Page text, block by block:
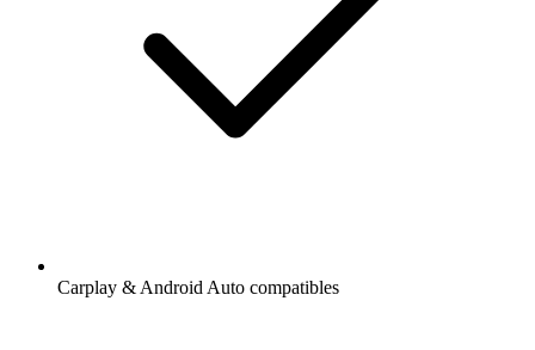
Carplay & Android Auto compatibles